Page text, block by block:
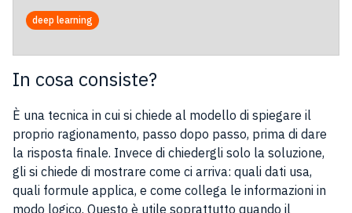
deep learning
In cosa consiste?
È una tecnica in cui si chiede al modello di spiegare il
proprio ragionamento, passo dopo passo, prima di dare
la risposta finale. Invece di chiedergli solo la soluzione,
gli si chiede di mostrare come ci arriva: quali dati usa,
quali formule applica, e come collega le informazioni in
modo logico. Questo è utile soprattutto quando il